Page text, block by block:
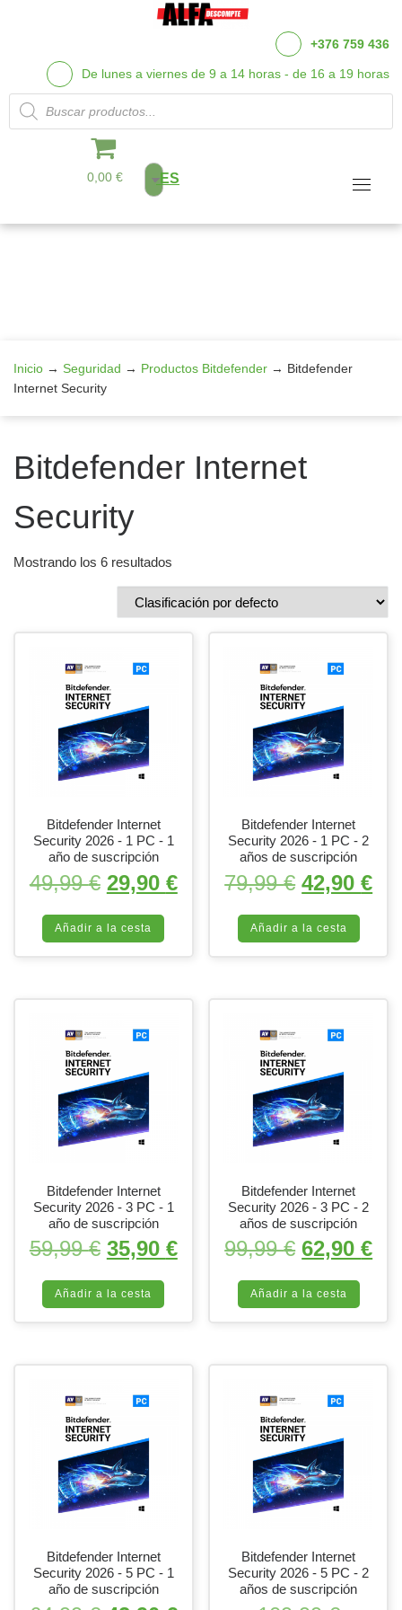
contenido
+376 759 436
De lunes a viernes de 9 a 14 horas - de 16 a 19 horas
Búsqueda de productos
0,00 € ES
Inicio → Seguridad → Productos Bitdefender → Bitdefender
Internet Security
Bitdefender Internet
Security
Mostrando los 6 resultados
Bitdefender Internet
Security 2026 - 1 PC - 1
año de suscripción
49,99€ El precio original era: 49,99 €.
29,90 €El precio actual es:
Añadir a la cesta
Bitdefender Internet
Security 2026 - 1 PC - 2
años de suscripción
79,99€ El precio
42,90€El
Añadir a la cesta
Bitdefender Internet
Security 2026 - 3 PC - 1
año de suscripción
59,99€ El precio original era: 59,99 €.
35,90 €El precio actual es:
Añadir a la cesta
Bitdefender Internet
Security 2026 - 3 PC - 2
años de suscripción
99,99€ El precio
62,90€El
Añadir a la cesta
Bitdefender Internet
Security 2026 - 5 PC - 1
año de suscripción
Bitdefender Internet
Security 2026 - 5 PC - 2
años de suscripción